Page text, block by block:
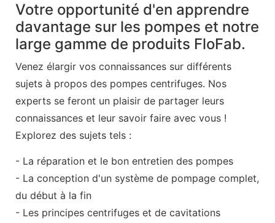
Votre opportunité d'en apprendre
davantage sur les pompes et notre
large gamme de produits FloFab.
Venez élargir vos connaissances sur différents
sujets à propos des pompes centrifuges. Nos
experts se feront un plaisir de partager leurs
connaissances et leur savoir faire avec vous !
Explorez des sujets tels :
- La réparation et le bon entretien des pompes
- La conception d'un système de pompage complet,
du début à la fin
- Les principes centrifuges et de cavitations